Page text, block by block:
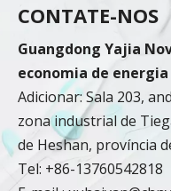
CONTATE-NOS
Guangdong Yajia
economia de energia
Adicionar: Sala 203,
zona industrial de
de Heshan, província
Tel: +86-13760542818